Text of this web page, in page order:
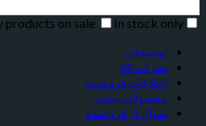
products on sale In stock only
توضیحات
نظرات (0)
اطلاعات فروشنده
محصولات بیشتر
سوال از فروشنده